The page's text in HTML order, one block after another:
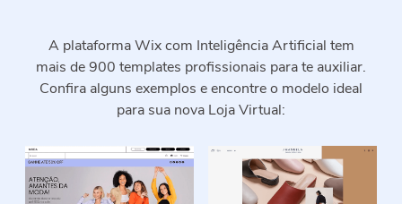
A plataforma Wix com Inteligência Artificial tem
mais de 900 templates profissionais para te auxiliar.
Confira alguns exemplos e encontre o modelo ideal
para sua nova Loja Virtual: